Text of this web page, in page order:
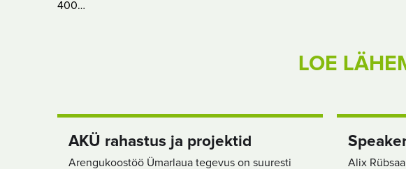
400…
LOE
AKÜ rahastus ja projektid
Arengukoostöö Ümarlaua tegevus on suuresti
Alix